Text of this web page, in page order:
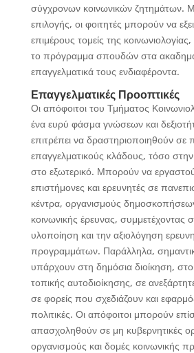
σύγχρονων κοινωνικών ζητημάτων.
επιλογής, οι φοιτητές μπορούν να
επιμέρους τομείς της
το πρόγραμμα σπουδών στα
επαγγελματικά τους ενδιαφέροντα.
Επαγγελματικές Προοπτικές
Οι απόφοιτοι του Τμήματος
ένα ευρύ φάσμα γνώσεων και
επιτρέπει να δραστηριοποιηθούν σε
επαγγελματικούς κλάδους, τόσο
στο εξωτερικό. Μπορούν να
επιστήμονες και ερευνητές σε
κέντρα, οργανισμούς δημοσκοπήσεων
κοινωνικής έρευνας, συμμετέχοντας
υλοποίηση και την αξιολόγηση
προγραμμάτων. Παράλληλα,
υπάρχουν στη δημόσια διοίκηση,
τοπικής αυτοδιοίκησης, σε
σε φορείς που σχεδιάζουν και
πολιτικές. Οι απόφοιτοι μπορούν
απασχοληθούν σε μη κυβερνητικές
οργανισμούς και δομές κοινωνικής